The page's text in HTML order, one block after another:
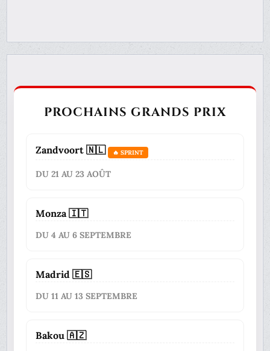
PROCHAINS GRANDS PRIX
Zandvoort 🇳🇱 🔥 SPRINT
DU 21 AU 23 AOÛT
Monza 🇮🇹
DU 4 AU 6 SEPTEMBRE
Madrid 🇪🇸
DU 11 AU 13 SEPTEMBRE
Bakou 🇦🇿